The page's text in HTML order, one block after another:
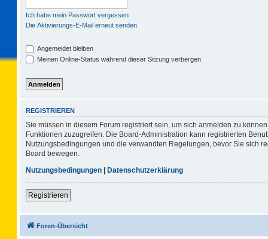
Ich habe mein Passwort vergessen
Die Aktivierungs-E-Mail erneut senden
Angemeldet bleiben
Meinen Online-Status während dieser Sitzung verbergen
REGISTRIEREN
Sie müssen in diesem Forum registriert sein, um sich anmelden zu
Funktionen zuzugreifen. Die Board-Administration kann registrierten
Nutzungsbedingungen und die verwandten Regelungen, bevor Sie sich
Board bewegen.
Nutzungsbedingungen | Datenschutzerklärung
Registrieren
Foren-Übersicht